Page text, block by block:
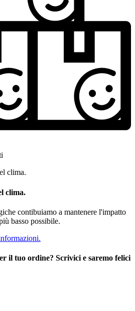
clima.
contibuiamo a mantenere l'impatto
basso possibile.
il tuo ordine? Scrivici e saremo felici